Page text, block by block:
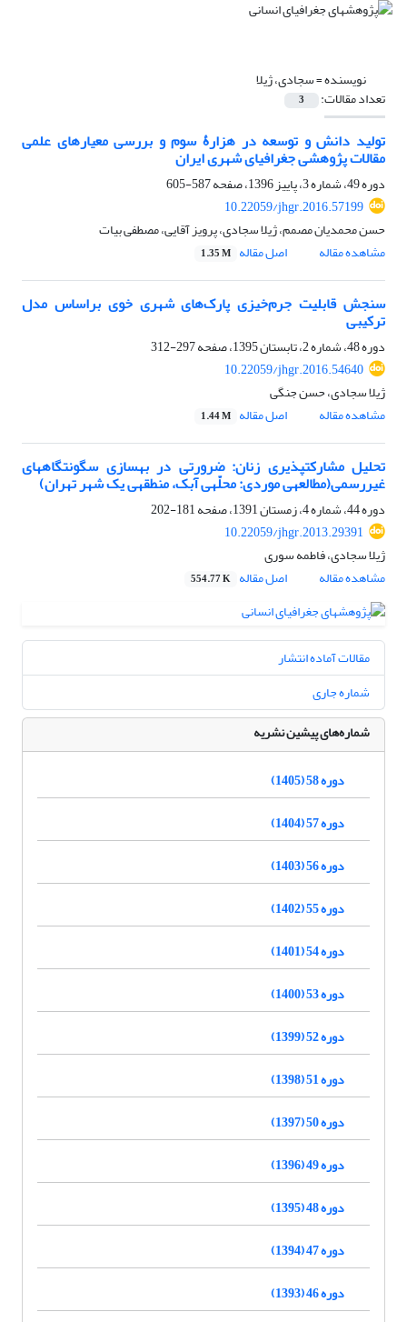
نویسنده =سجادی، ژیلا
تعداد مقالات: 3
تولید دانش و توسعه در هزارۀ سوم و بررسی معیارهای علمی
مقالات پژوهشی جغرافیای شهری ایران
دوره 49، شماره 3، پاییز 1396، صفحه
587-605
10.22059/jhgr.2016.57199
حسن محمدیان مصمم، ژیلا سجادی، پرویز آقایی، مصطفی بیات
مشاهده مقاله
اصل مقاله 1.35 M
سنجش قابلیت جرم‌خیزی پارک‌های شهری خوی براساس مدل
ترکیبی
دوره 48، شماره 2، تابستان 1395، صفحه
297-312
10.22059/jhgr.2016.54640
ژیلا سجادی، حسن جنگی
مشاهده مقاله
اصل مقاله 1.44 M
تحلیل مشارکت‎پذیری زنان: ضرورتی در بهسازی سگونتگاه‎های
غیررسمی(مطالعه‎ی موردی: محلّه‎ی آبک، منطقه‎ی یک شهر تهران)
دوره 44، شماره 4، زمستان 1391، صفحه
181-202
10.22059/jhgr.2013.29391
ژیلا سجادی، فاطمه سوری
مشاهده مقاله
اصل مقاله 554.77 K
مقالات آماده انتشار
شماره جاری
شماره‌های پیشین نشریه
دوره 58 (1405)
دوره 57 (1404)
دوره 56 (1403)
دوره 55 (1402)
دوره 54 (1401)
دوره 53 (1400)
دوره 52 (1399)
دوره 51 (1398)
دوره 50 (1397)
دوره 49 (1396)
دوره 48 (1395)
دوره 47 (1394)
دوره 46 (1393)